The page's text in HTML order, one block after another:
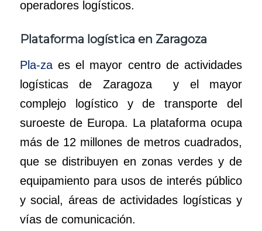
operadores logísticos.
Plataforma logística en Zaragoza
Pla-zaes el mayor centro de actividades
logísticas de Zaragoza y el mayor
complejo logístico y de transporte del
suroeste de Europa. La plataforma ocupa
más de 12 millones de metros cuadrados,
que se distribuyen en zonas verdes y de
equipamiento para usos de interés público
y social, áreas de actividades logísticas y
vías de comunicación.